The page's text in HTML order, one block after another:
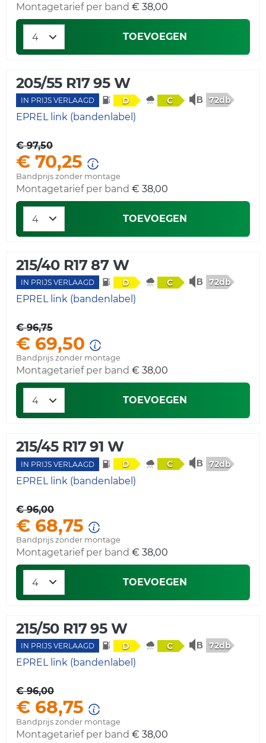
Montagetarief per band € 38,00
TOEVOEGEN
205/55 R17 95 W
IN PRIJS VERLAAGD D C 72db
EPREL link (bandenlabel)
€ 97,50
€ 70,25
Bandprijs zonder montage
Montagetarief per band € 38,00
TOEVOEGEN
215/40 R17 87 W
IN PRIJS VERLAAGD D C 72db
EPREL link (bandenlabel)
€ 96,75
€ 69,50
Bandprijs zonder montage
Montagetarief per band € 38,00
TOEVOEGEN
215/45 R17 91 W
IN PRIJS VERLAAGD D C 72db
EPREL link (bandenlabel)
€ 96,00
€ 68,75
Bandprijs zonder montage
Montagetarief per band € 38,00
TOEVOEGEN
215/50 R17 95 W
IN PRIJS VERLAAGD D C 72db
EPREL link (bandenlabel)
€ 96,00
€ 68,75
Bandprijs zonder montage
Montagetarief per band € 38,00